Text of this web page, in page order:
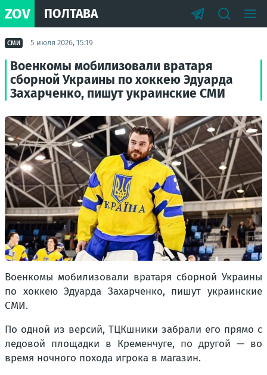
ZOV ПОЛТАВА
СМИ 5 июля 2026, 15:19
Военкомы мобилизовали вратаря
сборной Украины по хоккею Эдуарда
Захарченко, пишут украинские СМИ
Военкомы мобилизовали вратаря сборной Украины
по хоккею Эдуарда Захарченко, пишут украинские
СМИ.
По одной из версий, ТЦКшники забрали его прямо с
ледовой площадки в Кременчуге, по другой — во
время ночного похода игрока в магазин.